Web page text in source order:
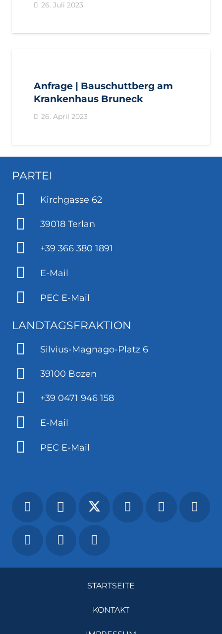
26. Juli 2023
Anfrage | Bauschuttberg am
Krankenhaus Bruneck
26. April 2023
PARTEI
Kirchgasse 62
39018 Terlan
+39 366 380 1891
E-Mail
PEC E-Mail
LANDTAGSFRAKTION
Silvius-Magnago-Platz 6
39100 Bozen
+39 0471 946 158
E-Mail
PEC E-Mail
STARTSEITE
KONTAKT